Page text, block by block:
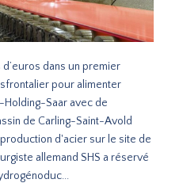
dans un premier
pour alimenter
Holding-Saar avec de
de Carling-Saint-Avold
d'acier sur le site de
allemand SHS a réservé